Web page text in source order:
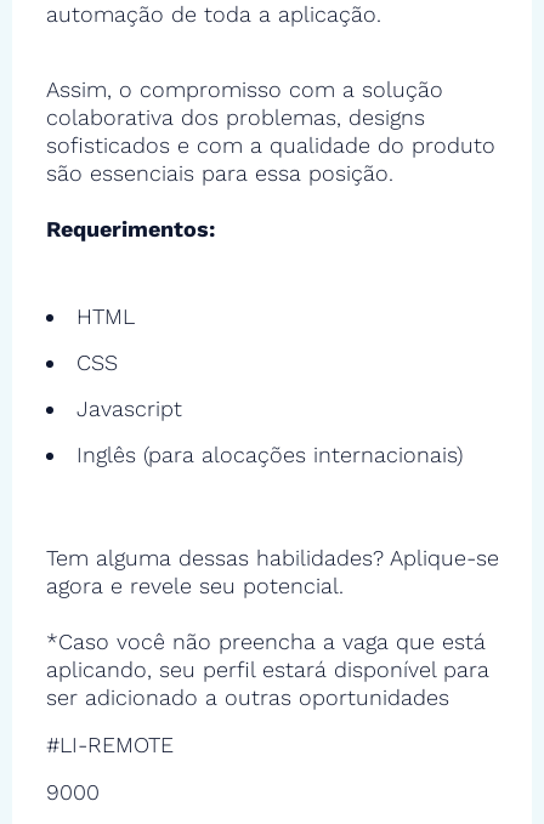
automação de toda a aplicação.
Assim, o compromisso com a solução
colaborativa dos problemas, designs
sofisticados e com a qualidade do produto
são essenciais para essa posição.
Requerimentos:
HTML
CSS
Javascript
Inglês (para alocações internacionais)
Tem alguma dessas habilidades? Aplique-se
agora e revele seu potencial.
*Caso você não preencha a vaga que está
aplicando, seu perfil estará disponível para
ser adicionado a outras oportunidades
#LI-REMOTE
9000